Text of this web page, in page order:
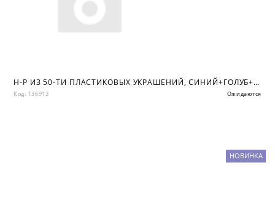
Н-Р ИЗ 50-ТИ ПЛАСТИКОВЫХ УКРАШЕНИЙ, СИНИЙ+ГОЛУБ+СЕРЕБРО, ПВХ КОР
Код: 136913 Ожидаются
НОВИНКА